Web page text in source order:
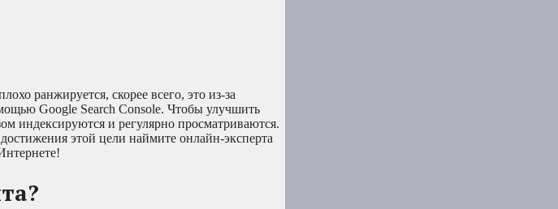
ранжируется, скорее всего, это из-за
Google Search Console. Чтобы улучшить
индексируются и регулярно просматриваются.
этой цели наймите онлайн-эксперта